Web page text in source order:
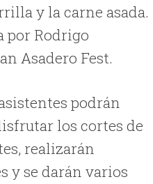
y la carne asada.
por Rodrigo
Asadero Fest.
podrán
los cortes de
realizarán
y se darán varios